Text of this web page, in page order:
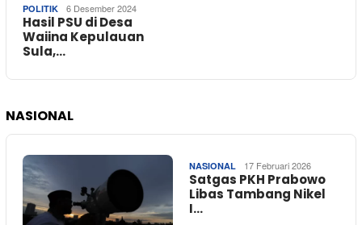
POLITIK 6 Desember 2024
Hasil PSU di Desa
Waiina Kepulauan
Sula,…
NASIONAL
NASIONAL 17 Februari 2026
Satgas PKH Prabowo
Libas Tambang Nikel
I…